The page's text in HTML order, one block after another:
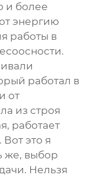
и более
энергию
работы в
работал в
от
из строя
работает
это я
же, выбор
Нельзя